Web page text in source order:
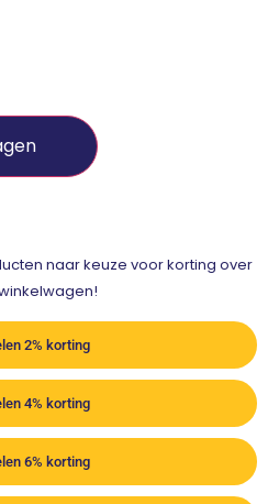
naar keuze voor korting over
2% korting
4% korting
6% korting